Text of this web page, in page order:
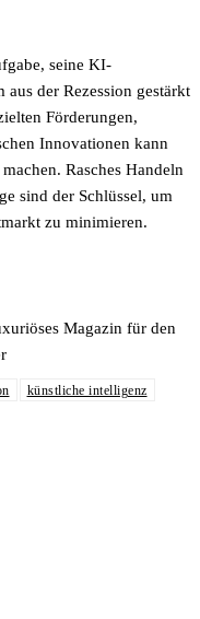
seine KI-
der Rezession gestärkt
Förderungen,
Innovationen kann
Rasches Handeln
sind der Schlüssel, um
zu minimieren.
Magazin für den
künstliche intelligenz